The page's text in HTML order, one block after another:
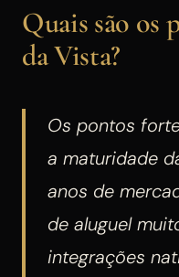
Quais são os
da Vista?
Os pontos
a maturidade
anos de
de aluguel
integrações